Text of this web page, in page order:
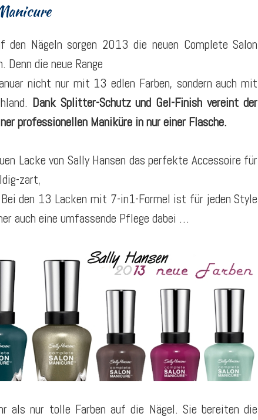
den Nägeln sorgen 2013 die neuen Complete Salon
Denn die neue Range
nicht nur mit 13 edlen Farben, sondern auch mit
Dank Splitter-Schutz und Gel-Finish vereint der
professionellen Maniküre in nur einer Flasche.
Lacke von Sally Hansen das perfekte Accessoire für
zart,
den 13 Lacken mit 7-in1-Formel ist für jeden Style
auch eine umfassende Pflege dabei …
als nur tolle Farben auf die Nägel. Sie bereiten die